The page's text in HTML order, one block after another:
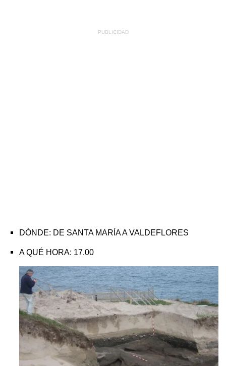
DÓNDE: DE SANTA MARÍA A VALDEFLORES
A QUÉ HORA: 17.00